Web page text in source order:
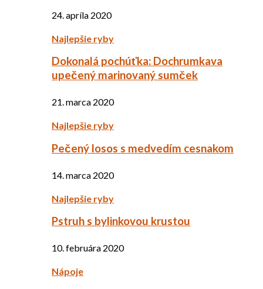
24. apríla 2020
Najlepšie ryby
Dokonalá pochúťka: Dochrumkava
upečený marinovaný sumček
21. marca 2020
Najlepšie ryby
Pečený losos s medvedím cesnakom
14. marca 2020
Najlepšie ryby
Pstruh s bylinkovou krustou
10. februára 2020
Nápoje